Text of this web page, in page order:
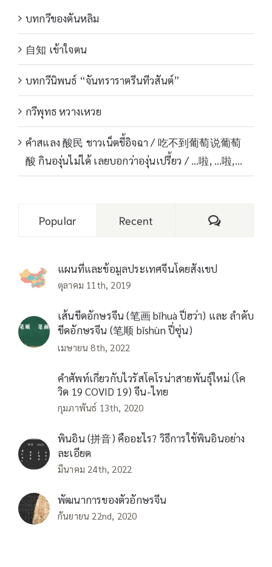
บทกวีของตันหลิม
自知 เข้าใจตน
บทกวีนิพนธ์ “จันทราราตรีนทีวสันต์”
กวีพุทธ หวางเหวย
คำสแลง 酸民 ชาวเน็ตขี้อิจฉา / 吃不到葡萄说葡萄
酸 กินองุ่นไม่ได้ เลยบอกว่าองุ่นเปรี้ยว / …啦, …啦,…
Popular Recent Comments
แผนที่และข้อมูลประเทศจีนโดยสังเขป
ตุลาคม 11th, 2019
เส้นขีดอักษรจีน (笔画 bǐhuà ปี่ฮว่า) และ ลำดับ
ขีดอักษรจีน (笔顺 bǐshùn ปี่ซุ่น)
เมษายน 8th, 2022
คำศัพท์เกี่ยวกับไวรัสโคโรน่าสายพันธุ์ใหม่ (โค
วิด 19 COVID 19) จีน-ไทย
กุมภาพันธ์ 13th, 2020
พินอิน (拼音) คืออะไร? วิธีการใช้พินอินอย่าง
ละเอียด
มีนาคม 24th, 2022
พัฒนาการของตัวอักษรจีน
กันยายน 22nd, 2020